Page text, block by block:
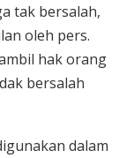
tak bersalah,
oleh pers.
hak orang
bersalah
dalam